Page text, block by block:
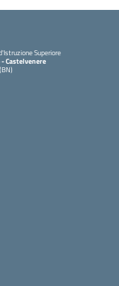
Superiore
- Castelvenere